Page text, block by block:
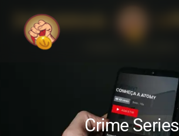
Crime Series